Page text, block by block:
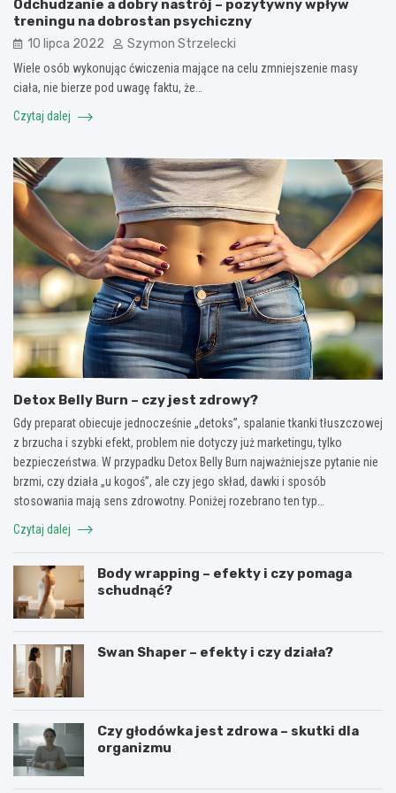
Odchudzanie a dobry nastrój – pozytywny wpływ
treningu na dobrostan psychiczny
10 lipca 2022 Szymon Strzelecki
Wiele osób wykonując ćwiczenia mające na celu zmniejszenie masy
ciała, nie bierze pod uwagę faktu, że…
Czytaj dalej
Detox Belly Burn – czy jest zdrowy?
Gdy preparat obiecuje jednocześnie „detoks”, spalanie tkanki tłuszczowej
z brzucha i szybki efekt, problem nie dotyczy już marketingu, tylko
bezpieczeństwa. W przypadku Detox Belly Burn najważniejsze pytanie nie
brzmi, czy działa „u kogoś”, ale czy jego skład, dawki i sposób
stosowania mają sens zdrowotny. Poniżej rozebrano ten typ…
Czytaj dalej
Body wrapping – efekty i czy pomaga
schudnąć?
Swan Shaper – efekty i czy działa?
Czy głodówka jest zdrowa – skutki dla
organizmu